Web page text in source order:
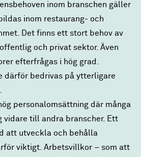
inom branschen gäller
inom restaurang- och
Det finns ett stort behov av
och privat sektor. Även
efterfrågas i hög grad.
därför bedrivas på ytterligare
personalomsättning där många
vidare till andra branscher. Ett
att utveckla och behålla
viktigt. Arbetsvillkor – som att